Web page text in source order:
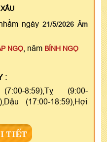
XẤU
ngày21/5/2026 Âm
NGỌ , năm BÍNH NGỌ
:
8:59),Tỵ (9:00-
(17:00-18:59),Hợi
TIẾT